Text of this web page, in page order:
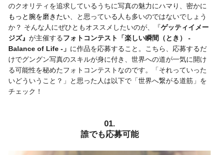
のクオリティを追求しているうちに写真の魅力にハマり、密かに
もっと腕を磨きたい、と思っている人も多いのではないでしょう
か？ そんな人にぜひともオススメしたいのが、『ゲッティイメー
ジズ』 が主催するフォトコンテスト「楽しい瞬間（とき） -
Balance of Life -」 に作品を応募すること。こちら、応募するだ
けでグングン写真のスキルが身に付き、世界への道が一気に開け
る可能性を秘めたフォトコンテストなのです。「それっていった
いどういうこと？」と思った人は以下で「世界へ繋がる道筋」を
チェック！
01.
誰でも応募可能